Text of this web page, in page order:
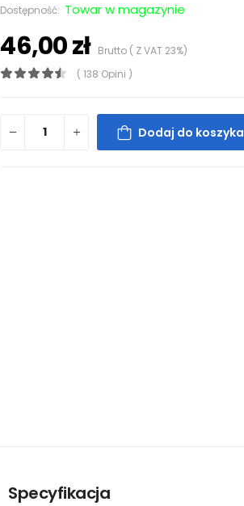
Dostępność: Towar w magazynie
46,00 złBrutto ( Z VAT 23%)
( 138 Opini )
Dodaj do koszyka
Specyfikacja